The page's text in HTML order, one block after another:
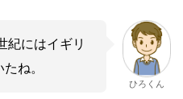
紀にはイギリ
ね。
ひろくん